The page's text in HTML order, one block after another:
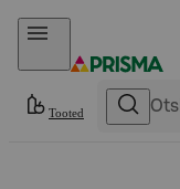
Otse sisu juurde
Tooted